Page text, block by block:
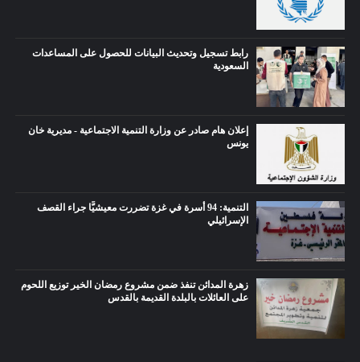
رابط تسجيل وتحديث البيانات للحصول على المساعدات
السعودية
إعلان هام صادر عن وزارة التنمية الاجتماعية - مديرية خان
يونس
التنمية: 94 أسرة في غزة تضررت معيشيًّا جراء القصف
الإسرائيلي
زهرة المدائن تنفذ ضمن مشروع رمضان الخير توزيع اللحوم
على العائلات بالبلدة القديمة بالقدس